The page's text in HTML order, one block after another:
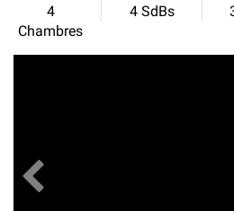
4
Chambres
4 SdBs